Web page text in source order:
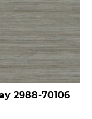
2988-70106